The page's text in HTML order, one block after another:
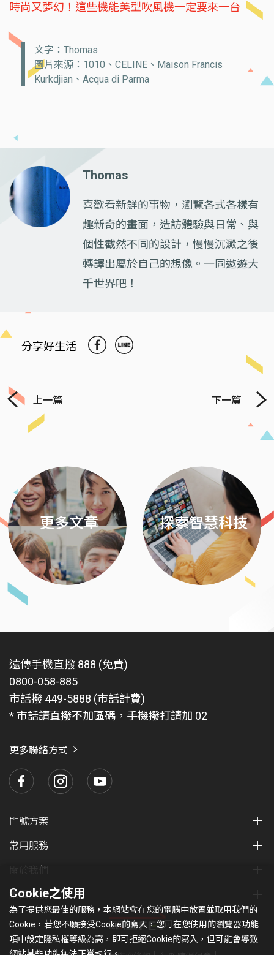
時尚又夢幻！這些機能美型吹風機一定要來一台
文字：Thomas
圖片來源：1010、CELINE、Maison Francis
Kurkdjian、Acqua di Parma
Thomas
喜歡看新鮮的事物，瀏覽各式各樣有
趣新奇的畫面，造訪體驗與日常、與
個性截然不同的設計，慢慢沉澱之後
轉譯出屬於自己的想像。一同遨遊大
千世界吧！
分享好生活
上一篇 下一篇
更多文章 探索智慧科技
Next
遠傳手機直撥 888 (免費)
0800-058-885
市話撥 449-5888 (市話計費)
* 市話請直撥不加區碼，手機撥打請加 02
更多聯絡方式
門號方案
常用服務
集團服務
Cookie之使用
為了提供您最佳的服務，本網站會在您的電腦中放置並取用我們的
Cookie，若您不願接受Cookie的寫入，您可在您使用的瀏覽器功能
項中設定隱私權等級為高，即可拒絕Cookie的寫入，但可能會導致